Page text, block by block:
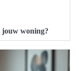
jouw woning?